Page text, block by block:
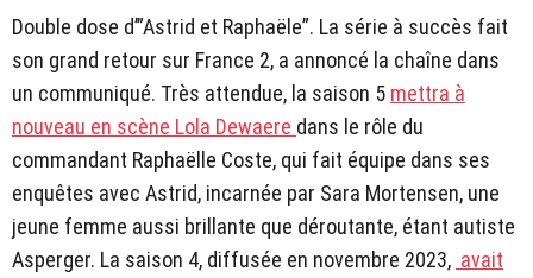
Double dose d’”Astrid et Raphaële”. La série à succès fait
son grand retour sur France 2, a annoncé la chaîne dans
un communiqué. Très attendue, la saison 5 mettra à
nouveau en scène Lola Dewaere dans le rôle du
commandant Raphaëlle Coste, qui fait équipe dans ses
enquêtes avec Astrid, incarnée par Sara Mortensen, une
jeune femme aussi brillante que déroutante, étant autiste
Asperger. La saison 4, diffusée en novembre 2023, avait